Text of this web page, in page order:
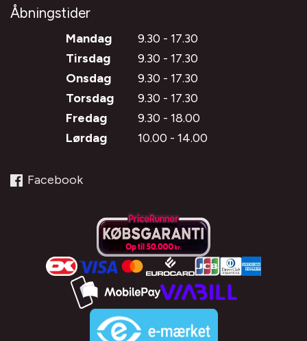
Åbningstider
Mandag
9.30 - 17.30
Tirsdag
9.30 - 17.30
Onsdag
9.30 - 17.30
Torsdag
9.30 - 17.30
Fredag
9.30 - 18.00
Lørdag
10.00 - 14.00
Facebook